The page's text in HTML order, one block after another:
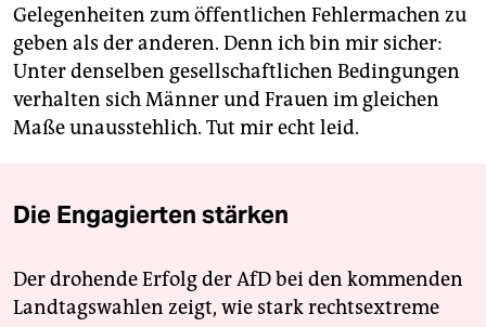
Gelegenheiten zum öffentlichen Fehlermachen zu
geben als der anderen. Denn ich bin mir sicher:
Unter denselben gesellschaftlichen Bedingungen
verhalten sich Männer und Frauen im gleichen
Maße unausstehlich. Tut mir echt leid.
Die Engagierten stärken
Der drohende Erfolg der AfD bei den kommenden
Landtagswahlen zeigt, wie stark rechtsextreme